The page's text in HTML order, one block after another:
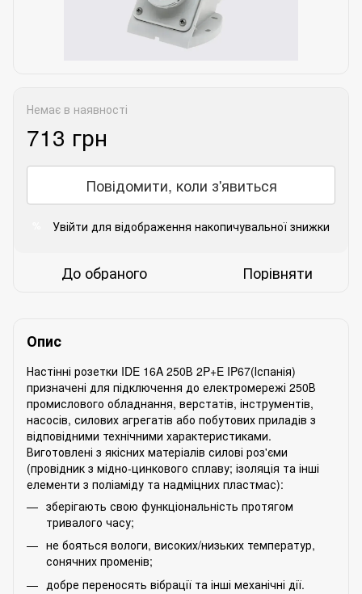
Немає в наявності
713 грн
Повідомити, коли з'явиться
Увійти для відображення накопичувальної знижки
До обраного Порівняти
Опис
Настінні розетки IDE 16A 250В 2P+E IP67(Іспанія)
призначені для підключення до електромережі 250В
промислового обладнання, верстатів, інструментів,
насосів, силових агрегатів або побутових приладів з
відповідними технічними характеристиками.
Виготовлені з якісних матеріалів силові роз'єми
(провідник з мідно-цинкового сплаву; ізоляція та інші
елементи з поліаміду та надміцних пластмас):
зберігають свою функціональність протягом
тривалого часу;
не бояться вологи, високих/низьких температур,
сонячних променів;
добре переносять вібрації та інші механічні дії.